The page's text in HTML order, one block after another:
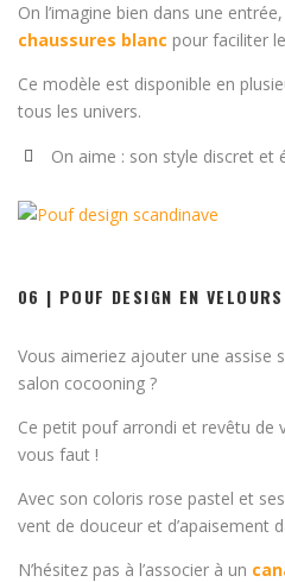
On l’imagine bien dans une entrée,
chaussures blanc pour faciliter
Ce modèle est disponible en
tous les univers.
On aime : son style discret et
06 | POUF DESIGN EN VELOURS
Vous aimeriez ajouter une assise
salon cocooning ?
Ce petit pouf arrondi et revêtu de
vous faut !
Avec son coloris rose pastel et
vent de douceur et d’apaisement
N’hésitez pas à l’associer à un